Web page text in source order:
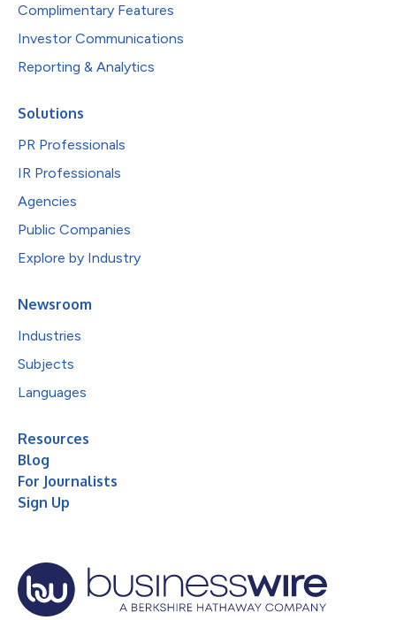
Complimentary Features
Investor Communications
Reporting & Analytics
Solutions
PR Professionals
IR Professionals
Agencies
Public Companies
Explore by Industry
Newsroom
Industries
Subjects
Languages
Resources
Blog
For Journalists
Sign Up